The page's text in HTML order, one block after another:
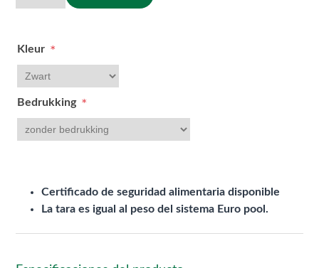
Kleur *
Bedrukking *
Certificado de seguridad alimentaria disponible
La tara es igual al peso del sistema Euro pool.